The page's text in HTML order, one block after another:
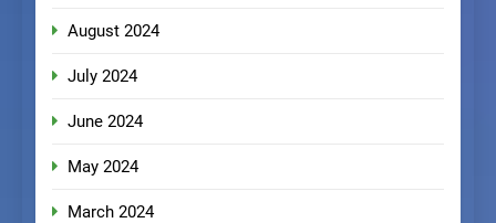
August 2024
July 2024
June 2024
May 2024
March 2024